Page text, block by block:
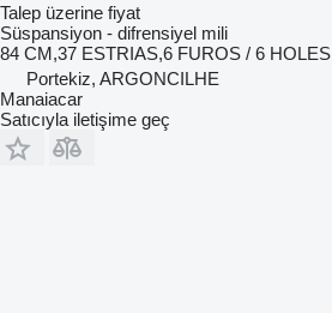
Talep üzerine fiyat
Süspansiyon - difrensiyel mili
84 CM,37 ESTRIAS,6 FUROS / 6 HOLES
Portekiz, ARGONCILHE
Manaiacar
Satıcıyla iletişime geç